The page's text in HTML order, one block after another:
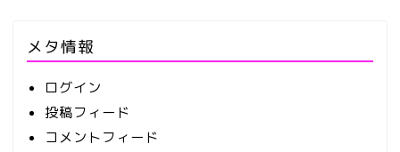
メタ情報
ログイン
投稿フィード
コメントフィード